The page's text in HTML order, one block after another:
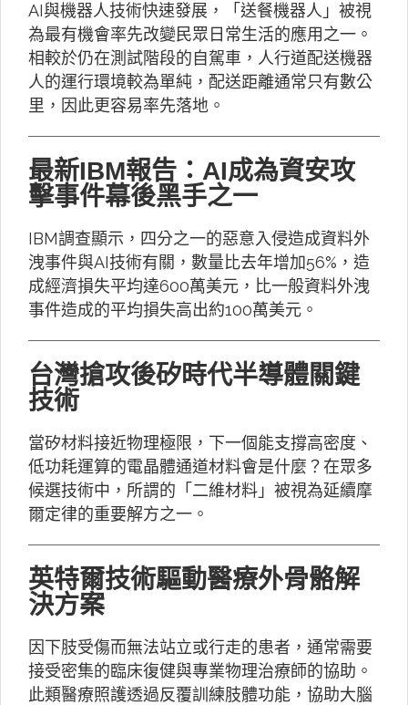
AI與機器人技術快速發展，「送餐機器人」被視
為最有機會率先改變民眾日常生活的應用之一。
相較於仍在測試階段的自駕車，人行道配送機器
人的運行環境較為單純，配送距離通常只有數公
里，因此更容易率先落地。
最新IBM報告：AI成為資安攻
擊事件幕後黑手之一
IBM調查顯示，四分之一的惡意入侵造成資料外
洩事件與AI技術有關，數量比去年增加56%，造
成經濟損失平均達600萬美元，比一般資料外洩
事件造成的平均損失高出約100萬美元。
台灣搶攻後矽時代半導體關鍵
技術
當矽材料接近物理極限，下一個能支撐高密度、
低功耗運算的電晶體通道材料會是什麼？在眾多
候選技術中，所謂的「二維材料」被視為延續摩
爾定律的重要解方之一。
英特爾技術驅動醫療外骨骼解
決方案
因下肢受傷而無法站立或行走的患者，通常需要
接受密集的臨床復健與專業物理治療師的協助。
此類醫療照護透過反覆訓練肢體功能，協助大腦